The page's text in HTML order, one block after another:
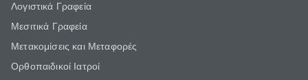
Λογιστικά Γραφεία
Μεσιτικά Γραφεία
Μετακομίσεις και Μεταφορές
Ορθοπαιδικοί Ιατροί